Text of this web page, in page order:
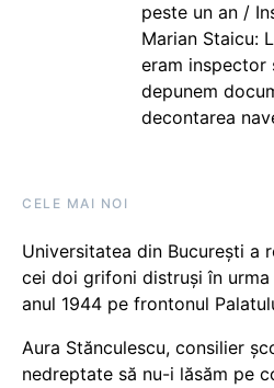
peste un an /
Marian Staicu:
eram inspector
depunem
decontarea
CELE MAI NOI
Universitatea din București a
cei doi grifoni distruși în
anul 1944 pe frontonul
Aura Stănculescu, consilier
nedreptate să nu-i lăsăm pe